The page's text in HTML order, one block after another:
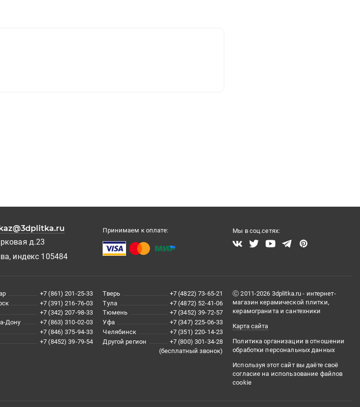
д.23
индекс 105484
Принимаем к оплате: Мы в соц.сетях:
+7 (861) 201-25-33
+7 (391) 216-76-03
+7 (342) 207-98-33
Дону
+7 (863) 310-02-03
+7 (846) 375-94-33
+7 (8452) 39-79-54
Тверь
+7 (4822) 73-65-21
Тула
+7 (4872) 52-41-06
Тюмень
+7 (3452) 39-72-57
Уфа
+7 (347) 225-06-33
Челябинск
+7 (351) 220-14-23
Другой регион
+7 (800) 301-34-28
(бесплатный звонок)
Ⓒ 2011-2026 3dplitka.ru - интернет-
магазин керамической плитки,
керамогранита и сантехники
Карта сайта
Политика организации в отношении
обработки персональных данных
Используя этот сайт вы даёте своё
согласие на использование файлов
cookie